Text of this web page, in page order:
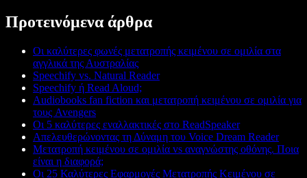
Προτεινόμενα άρθρα
Οι καλύτερες φωνές μετατροπής κειμένου σε ομιλία στα
αγγλικά της Αυστραλίας
Speechify vs. Natural Reader
Speechify ή Read Aloud;
Audiobooks fan fiction και μετατροπή κειμένου σε ομιλία για
τους Avengers
Οι 5 καλύτερες εναλλακτικές στο ReadSpeaker
Απελευθερώνοντας τη Δύναμη του Voice Dream Reader
Μετατροπή κειμένου σε ομιλία vs αναγνώστης οθόνης. Ποια
είναι η διαφορά;
Οι 25 Καλύτερες Εφαρμογές Μετατροπής Κειμένου σε